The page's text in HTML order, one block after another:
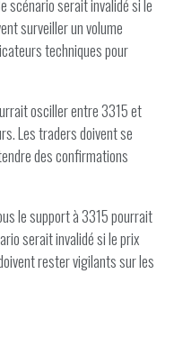
scénario serait invalidé si le
surveiller un volume
techniques pour
osciller entre 3315 et
Les traders doivent se
des confirmations
le support à 3315 pourrait
serait invalidé si le prix
rester vigilants sur les